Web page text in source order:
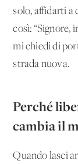
solo, affidarti a
così: “Signore,
mi chiedi di
strada nuova.
Perché
cambia il
Quando lasci